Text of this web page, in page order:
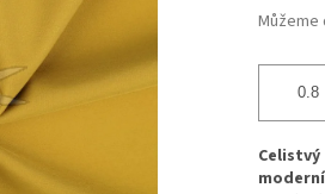
Můžeme